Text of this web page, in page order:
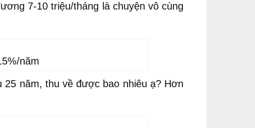
7-10 triệu/tháng là chuyện vô cùng
năm
năm, thu về được bao nhiêu ạ? Hơn